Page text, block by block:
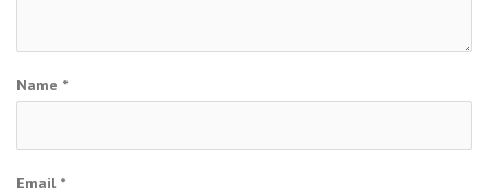
Name *
Email *